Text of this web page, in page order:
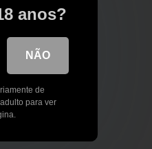
anos?
NÃO
de
para ver